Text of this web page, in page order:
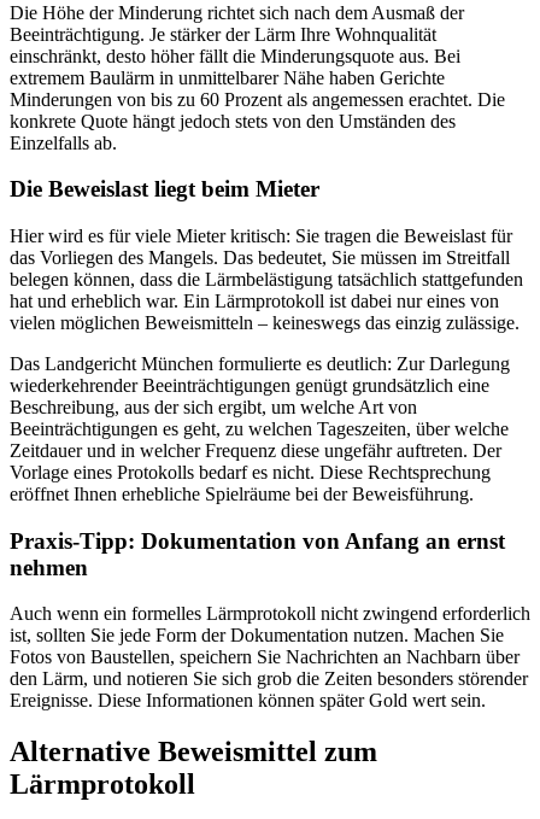
Die Höhe der Minderung richtet sich nach dem Ausmaß der
Beeinträchtigung. Je stärker der Lärm Ihre Wohnqualität
einschränkt, desto höher fällt die Minderungsquote aus. Bei
extremem Baulärm in unmittelbarer Nähe haben Gerichte
Minderungen von bis zu 60 Prozent als angemessen erachtet. Die
konkrete Quote hängt jedoch stets von den Umständen des
Einzelfalls ab.
Die Beweislast liegt beim Mieter
Hier wird es für viele Mieter kritisch: Sie tragen die Beweislast für
das Vorliegen des Mangels. Das bedeutet, Sie müssen im Streitfall
belegen können, dass die Lärmbelästigung tatsächlich stattgefunden
hat und erheblich war. Ein Lärmprotokoll ist dabei nur eines von
vielen möglichen Beweismitteln – keineswegs das einzig zulässige.
Das Landgericht München formulierte es deutlich: Zur Darlegung
wiederkehrender Beeinträchtigungen genügt grundsätzlich eine
Beschreibung, aus der sich ergibt, um welche Art von
Beeinträchtigungen es geht, zu welchen Tageszeiten, über welche
Zeitdauer und in welcher Frequenz diese ungefähr auftreten. Der
Vorlage eines Protokolls bedarf es nicht. Diese Rechtsprechung
eröffnet Ihnen erhebliche Spielräume bei der Beweisführung.
Praxis-Tipp: Dokumentation von Anfang an ernst
nehmen
Auch wenn ein formelles Lärmprotokoll nicht zwingend erforderlich
ist, sollten Sie jede Form der Dokumentation nutzen. Machen Sie
Fotos von Baustellen, speichern Sie Nachrichten an Nachbarn über
den Lärm, und notieren Sie sich grob die Zeiten besonders störender
Ereignisse. Diese Informationen können später Gold wert sein.
Alternative Beweismittel zum
Lärmprotokoll